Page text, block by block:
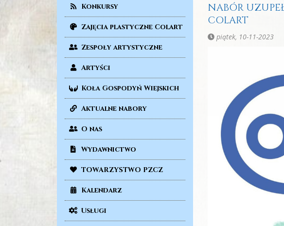
Konkursy
Zajęcia plastyczne Colart
Zespoły artystyczne
Artyści
Koła Gospodyń Wiejskich
Aktualne nabory
O nas
Wydawnictwo
TOWARZYSTWO PZCZ
Kalendarz
Usługi
NABÓR
COLART
piątek, 10-11-2023